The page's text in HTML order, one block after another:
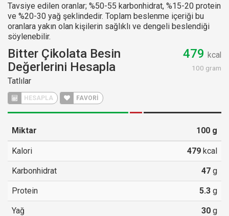
Tavsiye edilen oranlar; %50-55 karbonhidrat, %15-20 protein
ve %20-30 yağ şeklindedir. Toplam beslenme içeriği bu
oranlara yakın olan kişilerin sağlıklı ve dengeli beslendiği
söylenebilir.
Bitter Çikolata Besin
Değerlerini Hesapla
Tatlılar
HESAPLA FAVORİ
479 kcal
100 gram
Miktar 100 g
Kalori 479 kcal
Karbonhidrat 47 g
Protein 5.3 g
Yağ 30 g